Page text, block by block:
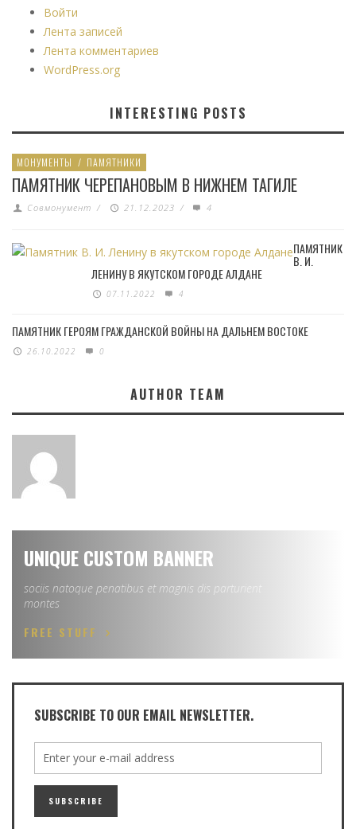
Войти
Лента записей
Лента комментариев
WordPress.org
INTERESTING POSTS
МОНУМЕНТЫ / ПАМЯТНИКИ
ПАМЯТНИК ЧЕРЕПАНОВЫМ В НИЖНЕМ ТАГИЛЕ
Совмонумент / 21.12.2023 / 4
ПАМЯТНИК
В. И.
ЛЕНИНУ В ЯКУТСКОМ ГОРОДЕ АЛДАНЕ
07.11.2022 4
ПАМЯТНИК ГЕРОЯМ ГРАЖДАНСКОЙ ВОЙНЫ НА ДАЛЬНЕМ ВОСТОКЕ
26.10.2022 0
AUTHOR TEAM
UNIQUE CUSTOM BANNER
sociis natoque penatibus et magnis dis parturient
montes
FREE STUFF
SUBSCRIBE TO OUR EMAIL NEWSLETTER.